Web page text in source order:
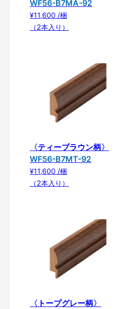
WF56-B7MA-92
¥11,600 /梱
（2本入り）
〈ティーブラウン柄〉
WF56-B7MT-92
¥11,600 /梱
（2本入り）
〈トープグレー柄〉